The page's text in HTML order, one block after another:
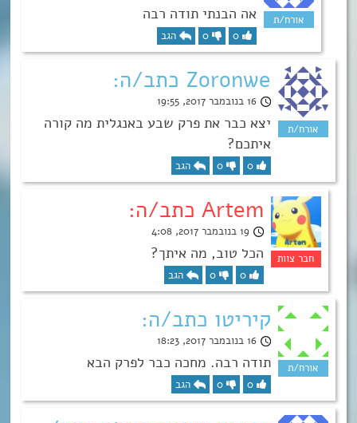
אה הבנתי תודה רבה
0
0 הגב
Zoronwe כתב/ה:
16 בנובמבר 2017, 19:55
יצא כבר את פרק שבע באנגלית מה קורה
איתכם?
0
0 הגב
Artem כתב/ה:
19 בנובמבר 2017, 4:08
הכל טוב, מה איתך?
0
0 הגב
קיריטו כתב/ה:
16 בנובמבר 2017, 18:23
תודה רבה. מחכה כבר לפרק הבא
0
0 הגב